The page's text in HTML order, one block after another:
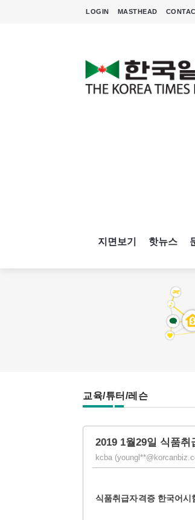
LOGIN MASTHEAD
지면보기 핫뉴스
교육/튜터/레슨
2019 1월29일 식품취
kcba
식품취급자격증 한국어